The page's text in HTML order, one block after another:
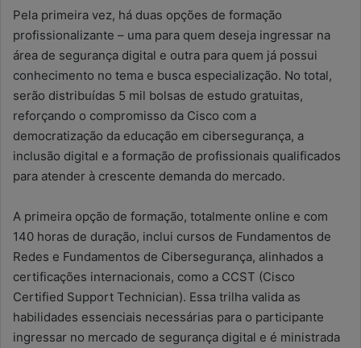
Pela primeira vez, há duas opções de formação
profissionalizante – uma para quem deseja ingressar na
área de segurança digital e outra para quem já possui
conhecimento no tema e busca especialização. No total,
serão distribuídas 5 mil bolsas de estudo gratuitas,
reforçando o compromisso da Cisco com a
democratização da educação em cibersegurança, a
inclusão digital e a formação de profissionais qualificados
para atender à crescente demanda do mercado.
A primeira opção de formação, totalmente online e com
140 horas de duração, inclui cursos de Fundamentos de
Redes e Fundamentos de Cibersegurança, alinhados a
certificações internacionais, como a CCST (Cisco
Certified Support Technician). Essa trilha valida as
habilidades essenciais necessárias para o participante
ingressar no mercado de segurança digital e é ministrada